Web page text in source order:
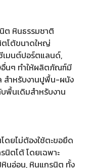
ต หินธรรมชาติ
ตโต้ขนาดใหญ่
เมนต์ปอร์ตแลนด์,
อื่นๆ ทำให้ผลิตภัณฑ์มี
สำหรับงานปูพื้น-ผนัง
พื้นเดิมสำหรับงาน
ดยไม่ต้องใช้ตะขอยึด
นิตโต้ โดยเฉพาะ
หินอ่อน, หินแกรนิต ทั้ง